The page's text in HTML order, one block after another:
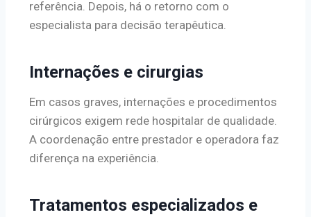
referência. Depois, há o retorno com o
especialista para decisão terapêutica.
Internações e cirurgias
Em casos graves, internações e procedimentos
cirúrgicos exigem rede hospitalar de qualidade.
A coordenação entre prestador e operadora faz
diferença na experiência.
Tratamentos especializados e